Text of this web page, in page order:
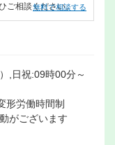
ご相談ください。
無料で相談する
,日祝:09時00分～
形労働時間制
がございます